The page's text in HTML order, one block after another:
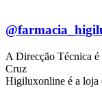
A Direcção Técnica é
Cruz
Higiluxonline é a loja